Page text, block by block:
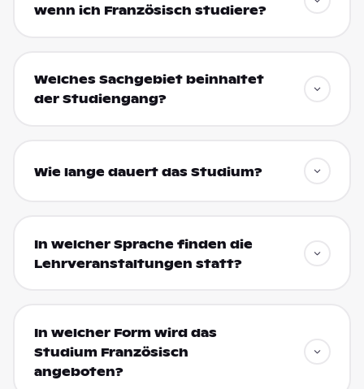
wenn ich Französisch studiere?
Welches Sachgebiet beinhaltet
der Studiengang?
Wie lange dauert das Studium?
In welcher Sprache finden die
Lehrveranstaltungen statt?
In welcher Form wird das
Studium Französisch
angeboten?